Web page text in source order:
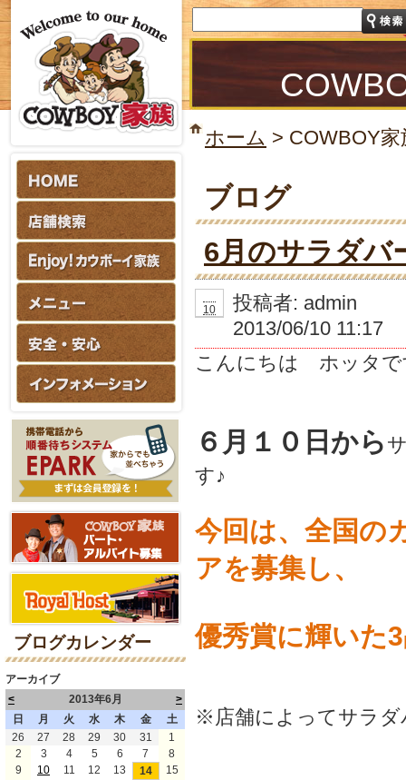
ブログカレンダー
アーカイブ
<
2013年6月
>
日
月 火 水 木 金
土
26
27 28 29 30 31
1
2
3 4 5 6 7
8
9
10 11 12 13 14
15
ホーム > COWBOY
ブログ
6月のサラダバ
10
投稿者: admin
2013/06/10 11:17
こんにちは ホッタで
６月１０日から
す♪
今回は、全国の
アを募集し、
優秀賞に輝いた
※店舗によってサラダ